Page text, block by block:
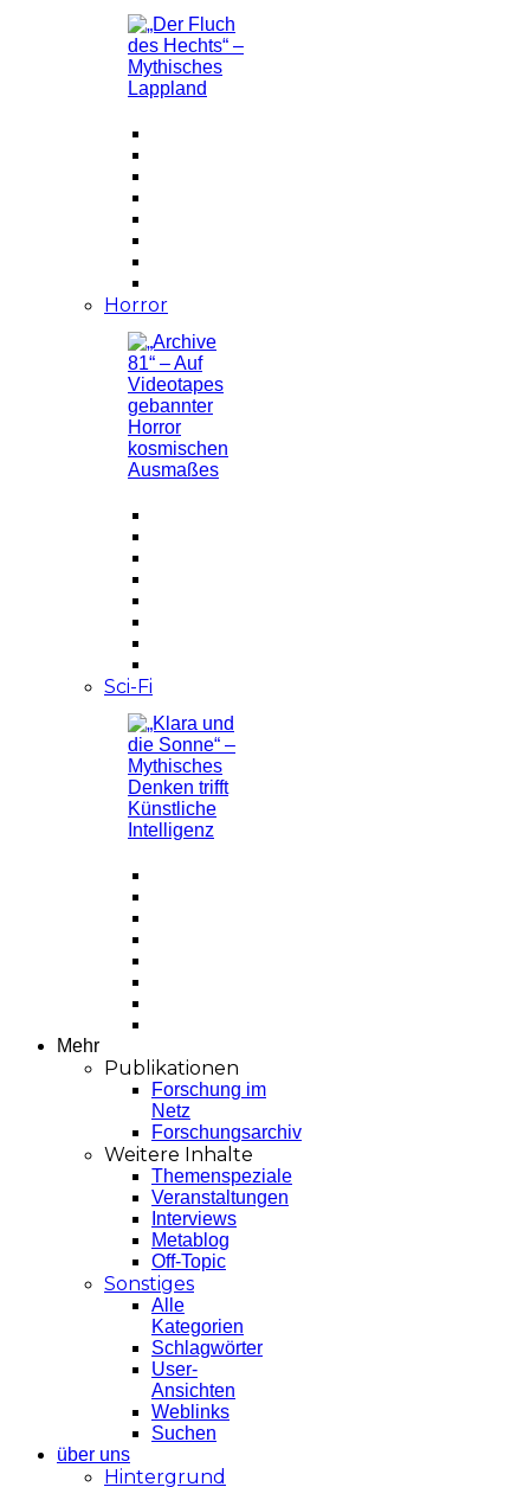
Horror
Sci-Fi
Mehr
Publikationen
Forschung im
Netz
Forschungsarchiv
Weitere Inhalte
Themenspeziale
Veranstaltungen
Interviews
Metablog
Off-Topic
Sonstiges
Alle
Kategorien
Schlagwörter
User-
Ansichten
Weblinks
Suchen
über uns
Hintergrund